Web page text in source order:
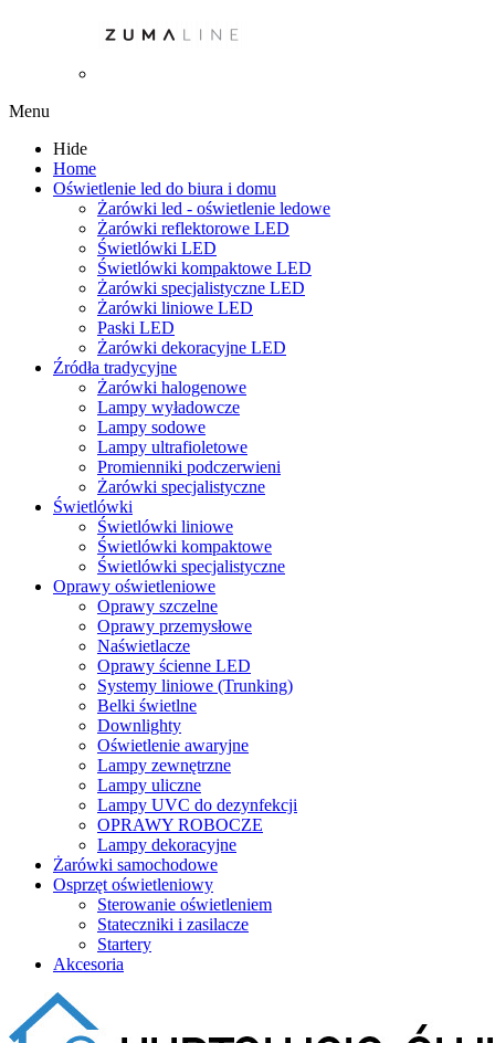
Menu
Hide
Home
Oświetlenie led do biura i domu
Żarówki led - oświetlenie ledowe
Żarówki reflektorowe LED
Świetlówki LED
Świetlówki kompaktowe LED
Żarówki specjalistyczne LED
Żarówki liniowe LED
Paski LED
Żarówki dekoracyjne LED
Źródła tradycyjne
Żarówki halogenowe
Lampy wyładowcze
Lampy sodowe
Lampy ultrafioletowe
Promienniki podczerwieni
Żarówki specjalistyczne
Świetlówki
Świetlówki liniowe
Świetlówki kompaktowe
Świetlówki specjalistyczne
Oprawy oświetleniowe
Oprawy szczelne
Oprawy przemysłowe
Naświetlacze
Oprawy ścienne LED
Systemy liniowe (Trunking)
Belki świetlne
Downlighty
Oświetlenie awaryjne
Lampy zewnętrzne
Lampy uliczne
Lampy UVC do dezynfekcji
OPRAWY ROBOCZE
Lampy dekoracyjne
Żarówki samochodowe
Osprzęt oświetleniowy
Sterowanie oświetleniem
Stateczniki i zasilacze
Startery
Akcesoria